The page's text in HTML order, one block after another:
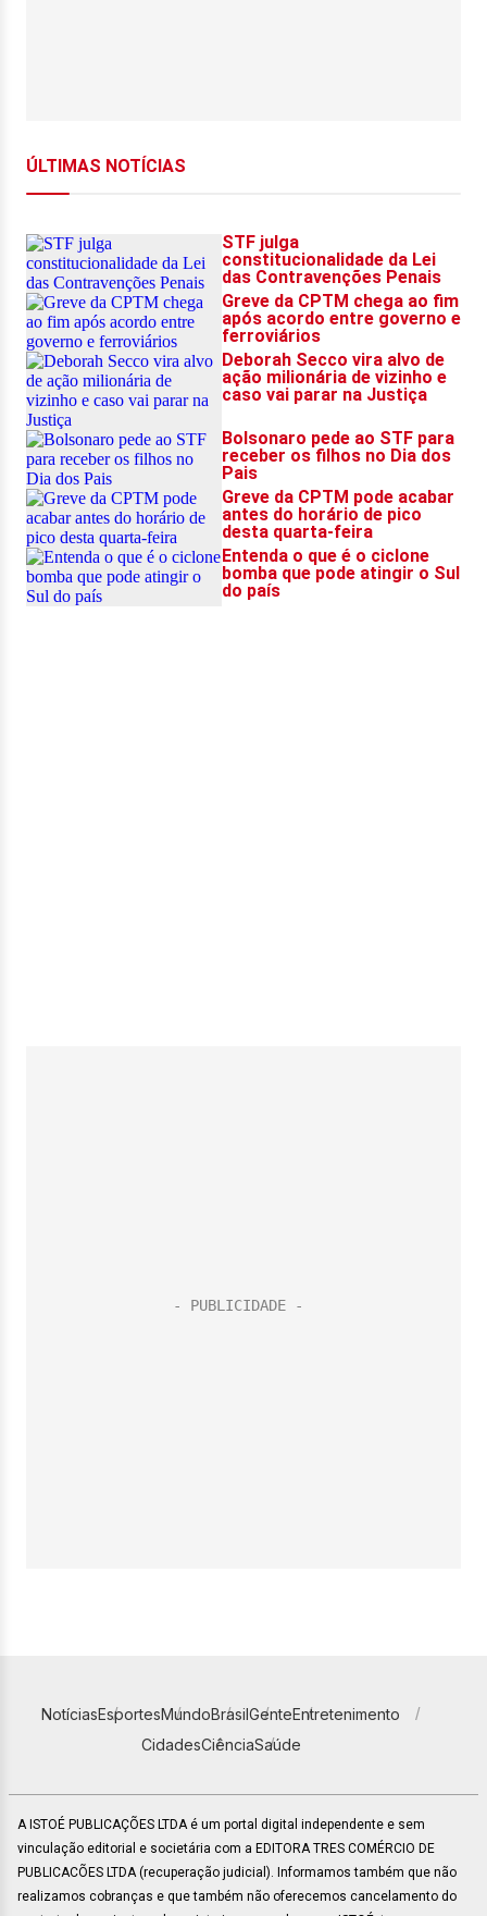
NotíciasEsportesMundoBrasilGenteEntretenimento
CidadesCiênciaSaúde
A ISTOÉ PUBLICAÇÕES LTDA é um portal digital independente e sem
vinculação editorial e societária com a EDITORA TRES COMÉRCIO DE
PUBLICACÕES LTDA (recuperação judicial). Informamos também que não
realizamos cobranças e que também não oferecemos cancelamento do